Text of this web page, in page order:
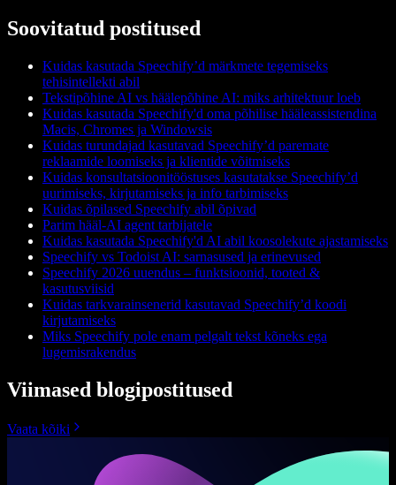
Soovitatud postitused
Kuidas kasutada Speechify’d märkmete tegemiseks
tehisintellekti abil
Tekstipõhine AI vs häälepõhine AI: miks arhitektuur loeb
Kuidas kasutada Speechify'd oma põhilise hääleassistendina
Macis, Chromes ja Windowsis
Kuidas turundajad kasutavad Speechify’d paremate
reklaamide loomiseks ja klientide võitmiseks
Kuidas konsultatsioonitööstuses kasutatakse Speechify’d
uurimiseks, kirjutamiseks ja info tarbimiseks
Kuidas õpilased Speechify abil õpivad
Parim hääl-AI agent tarbijatele
Kuidas kasutada Speechify'd AI abil koosolekute ajastamiseks
Speechify vs Todoist AI: sarnasused ja erinevused
Speechify 2026 uuendus – funktsioonid, tooted &
kasutusviisid
Kuidas tarkvarainsenerid kasutavad Speechify’d koodi
kirjutamiseks
Miks Speechify pole enam pelgalt tekst kõneks ega
lugemisrakendus
Viimased blogipostitused
Vaata kõiki